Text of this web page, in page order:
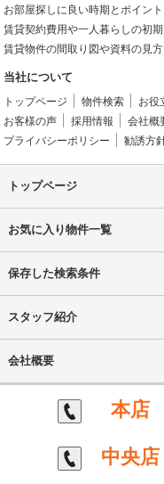
お部屋探しに良い時期とポイン
賃貸契約費用や一人暮らしの初期
賃貸物件の間取り図や資料の見方
当社について
トップページ 物件検索 お役
お客様の声
採用情報 会社概
プライバシーポリシー
勧誘方
トップページ
お気に入り物件一覧
保存した検索条件
スタッフ紹介
会社概要
本店
中央店